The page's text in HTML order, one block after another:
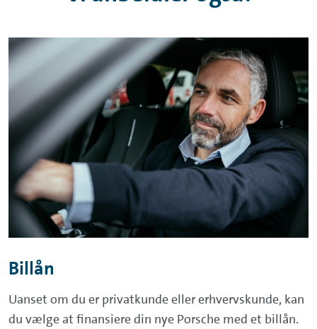
Billån
Uanset om du er privatkunde eller erhvervskunde, kan
du vælge at finansiere din nye Porsche med et billån.